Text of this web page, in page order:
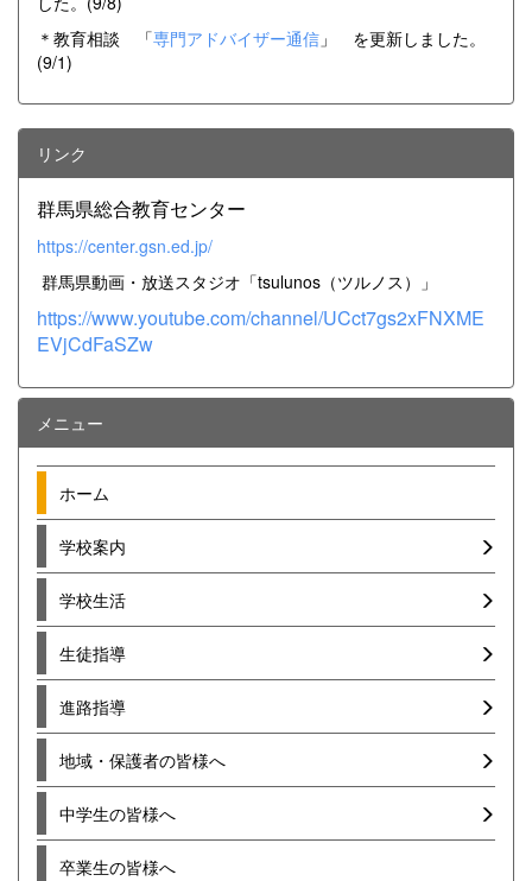
＊教育相談 「専門アドバイザー通信 」 を更新しました。
(9/1)
リンク
群馬県総合教育センター
https://center.gsn.ed.jp/
群馬県動画・放送スタジオ「tsulunos（ツルノス）」
https://www.youtube.com/channel/UCct7gs2xFNXME
EVjCdFaSZw
メニュー
ホーム
学校案内
学校生活
生徒指導
進路指導
地域・保護者の皆様へ
中学生の皆様へ
卒業生の皆様へ